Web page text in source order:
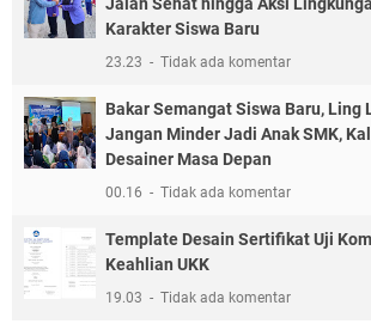
Karakter Siswa Baru
23.23 Tidak ada komentar
Bakar Semangat Siswa Baru, Ling
Jangan Minder Jadi Anak SMK,
Desainer Masa Depan
00.16 Tidak ada komentar
Template Desain Sertifikat Uji
Keahlian UKK
19.03 Tidak ada komentar